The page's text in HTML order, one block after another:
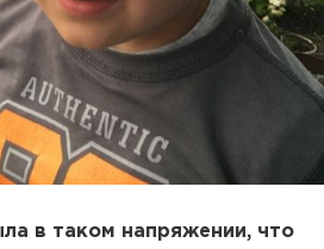
в таком напряжении, что